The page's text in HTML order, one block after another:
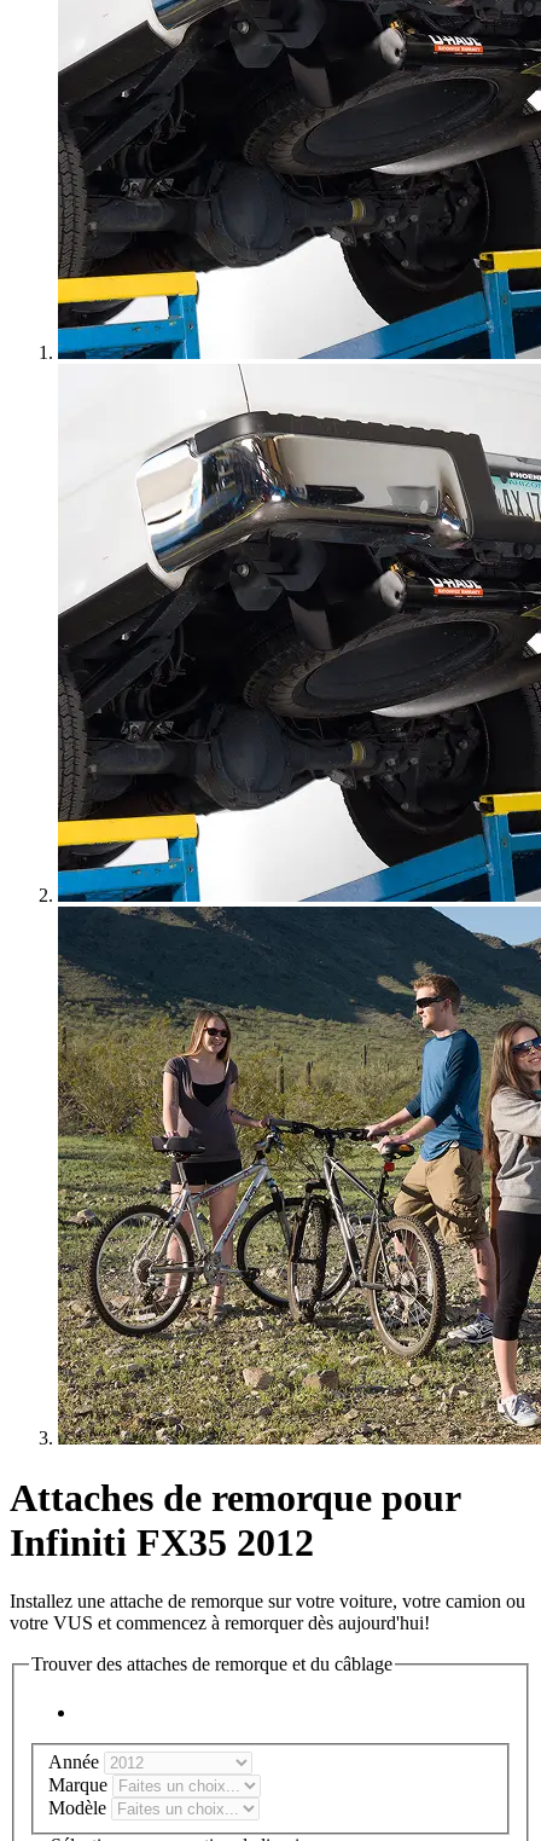
Attaches de remorque pour
Infiniti FX35 2012
Installez une attache de remorque sur votre voiture, votre camion ou
votre VUS et commencez à remorquer dès aujourd'hui!
Trouver des attaches de remorque et du câblage
Année
Marque
Modèle